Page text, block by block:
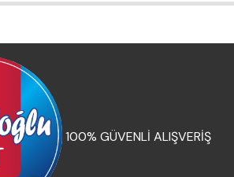
100% GÜVENLİ ALIŞVERİŞ